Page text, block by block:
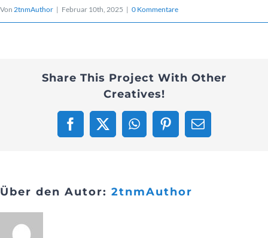
Kontakt
Von 2tnmAuthor | Februar 10th, 2025 | 0 Kommentare
Share This Project With Other
Creatives!
Facebook
X WhatsAppPinterest
E-
Über den Autor: 2tnmAuthor